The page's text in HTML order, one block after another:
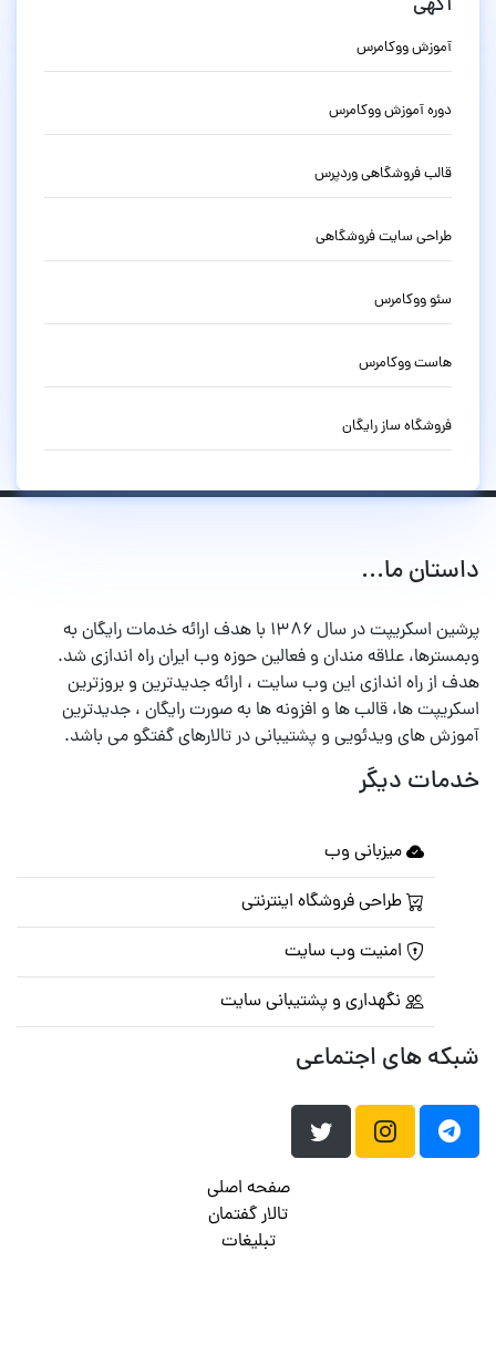
آگهی
آموزش ووکامرس
دوره آموزش ووکامرس
قالب فروشگاهی وردپرس
طراحی سایت فروشگاهی
سئو ووکامرس
هاست ووکامرس
فروشگاه ساز رایگان
داستان ما...
پرشین اسکریپت در سال ۱۳۸۶ با هدف ارائه خدمات رایگان به
وبمسترها، علاقه مندان و فعالین حوزه وب ایران راه اندازی شد.
هدف از راه اندازی این وب سایت ، ارائه جدیدترین و بروزترین
اسکریپت ها، قالب ها و افزونه ها به صورت رایگان ، جدیدترین
آموزش های ویدئویی و پشتیبانی در تالارهای گفتگو می باشد.
خدمات دیگر
میزبانی وب
طراحی فروشگاه اینترنتی
امنیت وب سایت
نگهداری و پشتیبانی سایت
شبکه های اجتماعی
صفحه اصلی
تالار گفتمان
تبلیغات